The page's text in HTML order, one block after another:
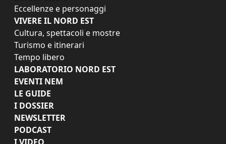
Eccellenze e personaggi
VIVERE IL NORD EST
Cultura, spettacoli e mostre
Turismo e itinerari
Tempo libero
LABORATORIO NORD EST
EVENTI NEM
LE GUIDE
I DOSSIER
NEWSLETTER
PODCAST